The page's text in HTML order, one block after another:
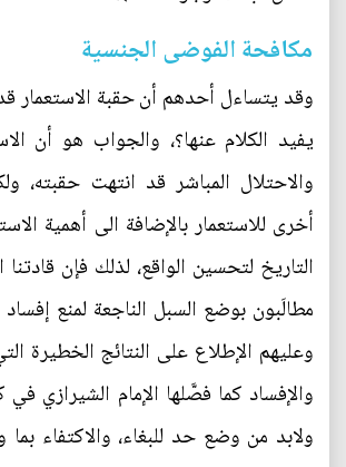
مكافحة الفوضى الجنسية
وقد يتساءل أحدهم أن حقبة الاستعمار
يفيد الكلام عنها؟، والجواب هو أن
والاحتلال المباشر قد انتهت حقبته،
أخرى للاستعمار بالإضافة الى أهمية
التاريخ لتحسين الواقع، لذلك فإن
مطالَبون بوضع السبل الناجعة لمنع
وعليهم الإطلاع على النتائج الخطيرة
والإفساد كما فصَّلها الإمام الشيرازي في
ولابد من وضع حد للبغاء، والاكتفاء